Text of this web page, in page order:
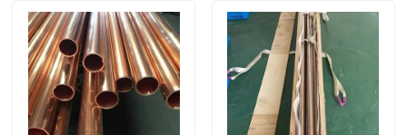
Медные штуцеры никеля
Медно-никелевый локоть
Медная труба никеля